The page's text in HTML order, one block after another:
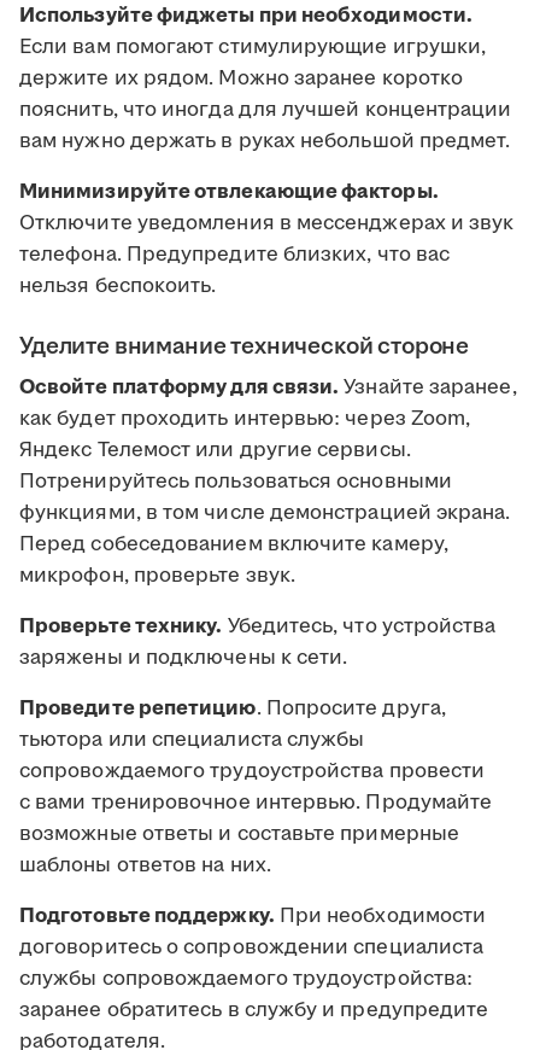
Используйте фиджеты при необходимости.
Если вам помогают стимулирующие игрушки,
держите их рядом. Можно заранее коротко
пояснить, что иногда для лучшей концентрации
вам нужно держать в руках небольшой предмет.
Минимизируйте отвлекающие факторы.
Отключите уведомления в мессенджерах и звук
телефона. Предупредите близких, что вас
нельзя беспокоить.
Уделите внимание технической стороне
Освойте платформу для связи. Узнайте заранее,
как будет проходить интервью: через Zoom,
Яндекс Телемост или другие сервисы.
Потренируйтесь пользоваться основными
функциями, в том числе демонстрацией экрана.
Перед собеседованием включите камеру,
микрофон, проверьте звук.
Проверьте технику. Убедитесь, что устройства
заряжены и подключены к сети.
Проведите репетицию. Попросите друга,
тьютора или специалиста службы
сопровождаемого трудоустройства провести
с вами тренировочное интервью. Продумайте
возможные ответы и составьте примерные
шаблоны ответов на них.
Подготовьте поддержку. При необходимости
договоритесь о сопровождении специалиста
службы сопровождаемого трудоустройства:
заранее обратитесь в службу и предупредите
работодателя.